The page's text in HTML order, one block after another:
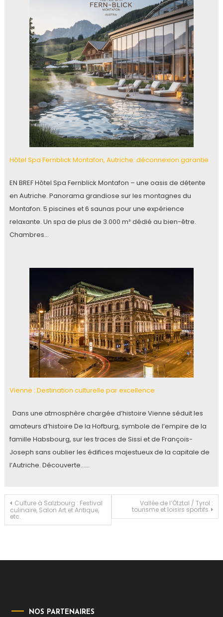
Hôtel Spa Fernblick Montafon, Autriche: déconnexion garantie
EN BREF Hôtel Spa Fernblick Montafon – une oasis de détente
en Autriche. Panorama grandiose sur les montagnes du
Montafon. 5 piscines et 6 saunas pour une expérience
relaxante. Un spa de plus de 3.000 m² dédié au bien-être.
Chambres…
Vienne : Destination culturelle par excellence
Dans une atmosphère chargée d’histoire Vienne séduit les
amateurs d’histoire De la Hofburg, symbole de l’empire de la
famille Habsbourg, sur les traces de Sissi et de François-
Joseph sans oublier les édifices majestueux de la capitale de
l’Autriche. Découverte……
Navigation
de
Culture à Salzbourg : Festival
culinaire, Salon Art et Antique,
etc.
Vallée de l’Ötztal / Tyrol :
tourisme et loisirs sportifs
NOS PARTENAIRES